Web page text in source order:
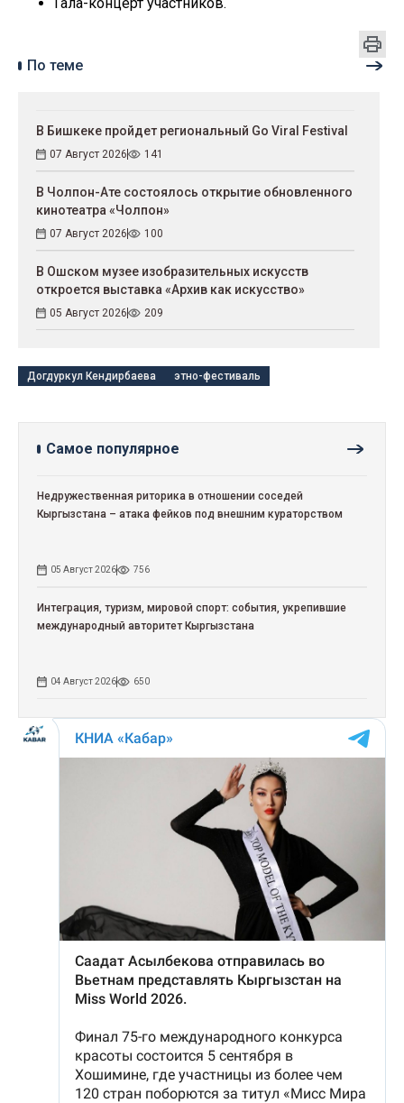
По теме
В Бишкеке пройдет региональный Go Viral Festival
07 Август 2026 141
В Чолпон-Ате состоялось открытие обновленного
кинотеатра «Чолпон»
07 Август 2026 100
В Ошском музее изобразительных искусств
откроется выставка «Архив как искусство»
05 Август 2026 209
Догдуркул Кендирбаева этно-фестиваль
Самое популярное
Недружественная риторика в отношении соседей
Кыргызстана – атака фейков под внешним кураторством
05 Август 2026 756
Интеграция, туризм, мировой спорт: события, укрепившие
международный авторитет Кыргызстана
04 Август 2026 650